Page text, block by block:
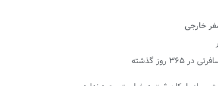
خارجی
روز گذشته